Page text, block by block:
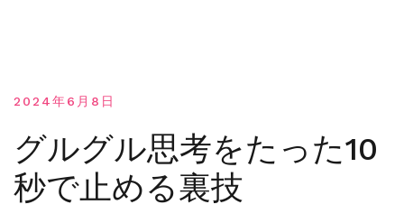
2024年6月8日
グルグル思考をたった10
秒で止める裏技